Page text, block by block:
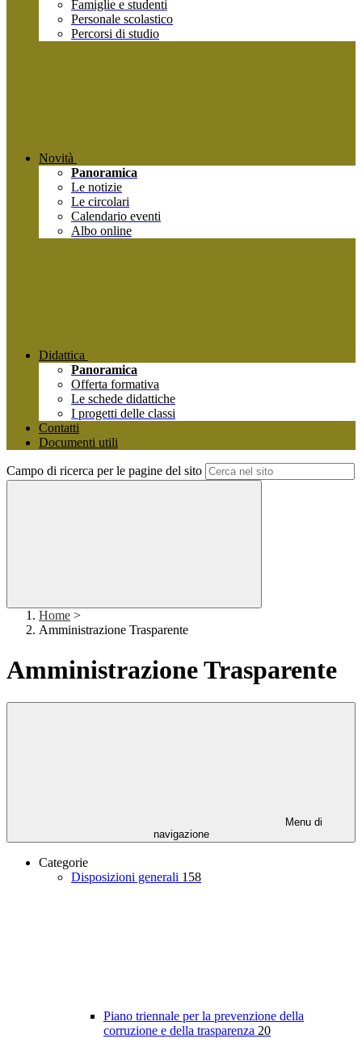
Famiglie e studenti
Personale scolastico
Percorsi di studio
Novità
Panoramica
Le notizie
Le circolari
Calendario eventi
Albo online
Didattica
Panoramica
Offerta formativa
Le schede didattiche
I progetti delle classi
Contatti
Documenti utili
Campo di ricerca per le pagine del sito
Home >
Amministrazione Trasparente
Amministrazione Trasparente
Menu di
navigazione
Categorie
Disposizioni generali 158
Piano triennale per la prevenzione della
corruzione e della trasparenza 20